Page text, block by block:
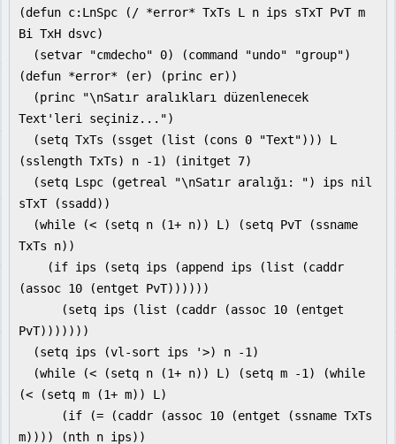
(defun c:LnSpc (/ *error* TxTs L n ips sTxT PvT m
Bi TxH dsvc)
(setvar "cmdecho" 0) (command "undo" "group")
(defun *error* (er) (princ er))
(princ "\nSatır aralıkları düzenlenecek
Text'leri seçiniz...")
(setq TxTs (ssget (list (cons 0 "Text"))) L
(sslength TxTs) n -1) (initget 7)
(setq Lspc (getreal "\nSatır aralığı: ") ips nil
sTxT (ssadd))
(while (< (setq n (1+ n)) L) (setq PvT (ssname
TxTs n))
(if ips (setq ips (append ips (list (caddr
(assoc 10 (entget PvT))))))
(setq ips (list (caddr (assoc 10 (entget
PvT)))))))
(setq ips (vl-sort ips '>) n -1)
(while (< (setq n (1+ n)) L) (setq m -1) (while
(< (setq m (1+ m)) L)
(if (= (caddr (assoc 10 (entget (ssname TxTs
m)))) (nth n ips))